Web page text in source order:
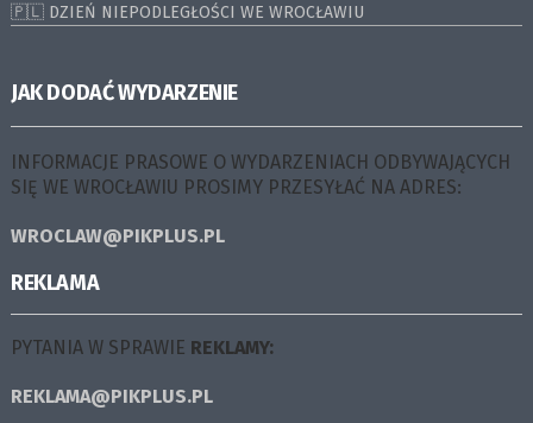
🇵🇱 DZIEŃ NIEPODLEGŁOŚCI WE WROCŁAWIU
JAK DODAĆ WYDARZENIE
INFORMACJE PRASOWE O WYDARZENIACH ODBYWAJĄCYCH
SIĘ WE WROCŁAWIU PROSIMY PRZESYŁAĆ NA ADRES:
WROCLAW@PIKPLUS.PL
REKLAMA
PYTANIA W SPRAWIE REKLAMY:
REKLAMA@PIKPLUS.PL